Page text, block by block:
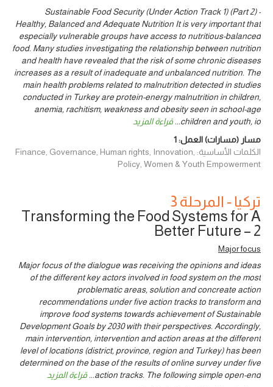
Sustainable Food Security (Under Action Track 1) (Part 2) -
Healthy, Balanced and Adequate Nutrition It is very important that
especially vulnerable groups have access to nutritious-balanced
food. Many studies investigating the relationship between nutrition
and health have revealed that the risk of some chronic diseases
increases as a result of inadequate and unbalanced nutrition. The
main health problems related to malnutrition detected in studies
conducted in Turkey are protein-energy malnutrition in children,
anemia, rachitism, weakness and obesity seen in school-age
children and youth, io
... قراءة المزيد
مسار (مسارات) العمل:1
الكلمات الأساسية: Finance, Governance, Human rights, Innovation,
Policy, Women & Youth Empowerment
تركيا - المرحلة 3
Transforming the Food Systems for A
Better Future – 2
Major focus
Major focus of the dialogue was receiving the opinions and ideas
of the different key actors involved in food system on the most
problematic areas, solution and concreate action
recommendations under five action tracks to transform and
improve food systems towards achievement of Sustainable
Development Goals by 2030 with their perspectives. Accordingly,
main intervention, intervention and action areas at the different
level of locations (district, province, region and Turkey) has been
determined on the base of the results of online survey under five
action tracks. The following simple open-end
... قراءة المزيد